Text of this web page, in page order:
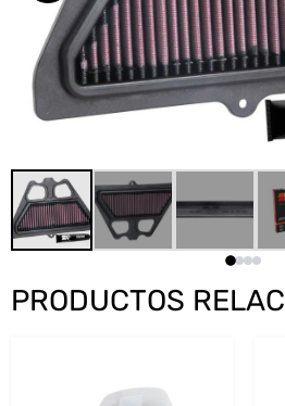
PRODUCTOS